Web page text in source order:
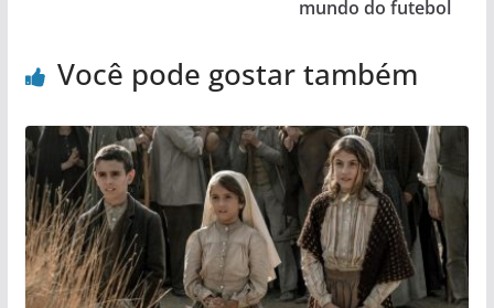
mundo do futebol
Você pode gostar também